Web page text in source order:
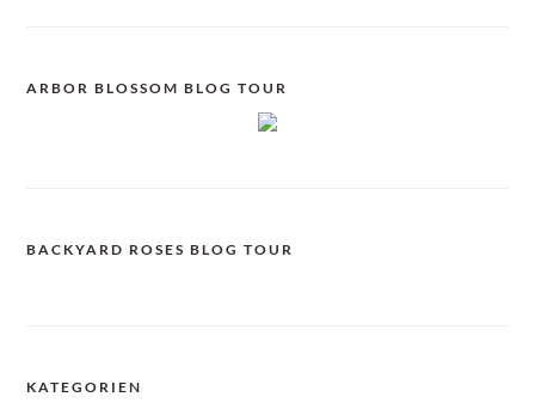
ARBOR BLOSSOM BLOG TOUR
BACKYARD ROSES BLOG TOUR
KATEGORIEN